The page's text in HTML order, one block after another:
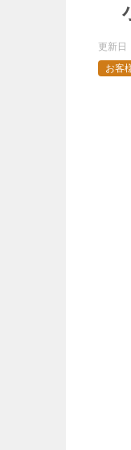
更新日
お客